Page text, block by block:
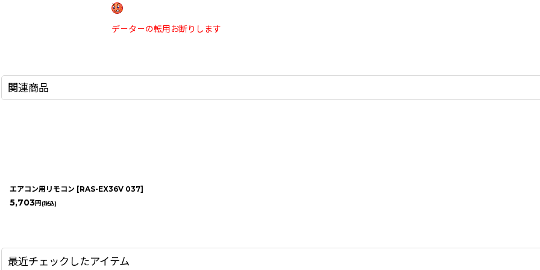
デ－タ－の転用お断りします
関連商品
エアコン用リモコン [RAS-EX36V 037]
5,703円(税込)
最近チェックしたアイテム